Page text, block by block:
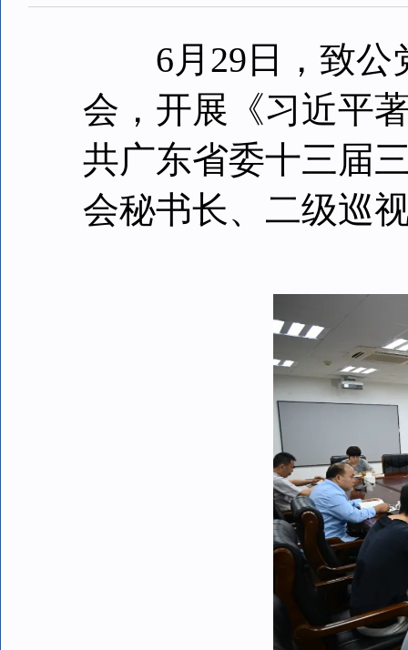
6月29日，致公
会，开展《习近平
共广东省委十三届
会秘书长、二级巡